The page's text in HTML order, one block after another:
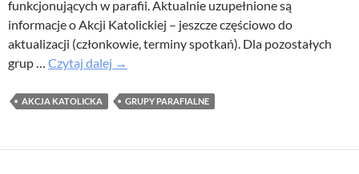
funkcjonujących w parafii. Aktualnie uzupełnione są
informacje o Akcji Katolickiej – jeszcze częściowo do
aktualizacji (członkowie, terminy spotkań). Dla pozostałych
grup … Czytaj dalej Grupy
dodane
→
AKCJA KATOLICKA GRUPY PARAFIALNE